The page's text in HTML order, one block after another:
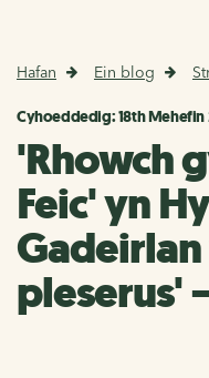
Hafan Ein blog
Cyhoeddedig: 18th Mehefin
'Rhowch
Feic' yn
pleserus'